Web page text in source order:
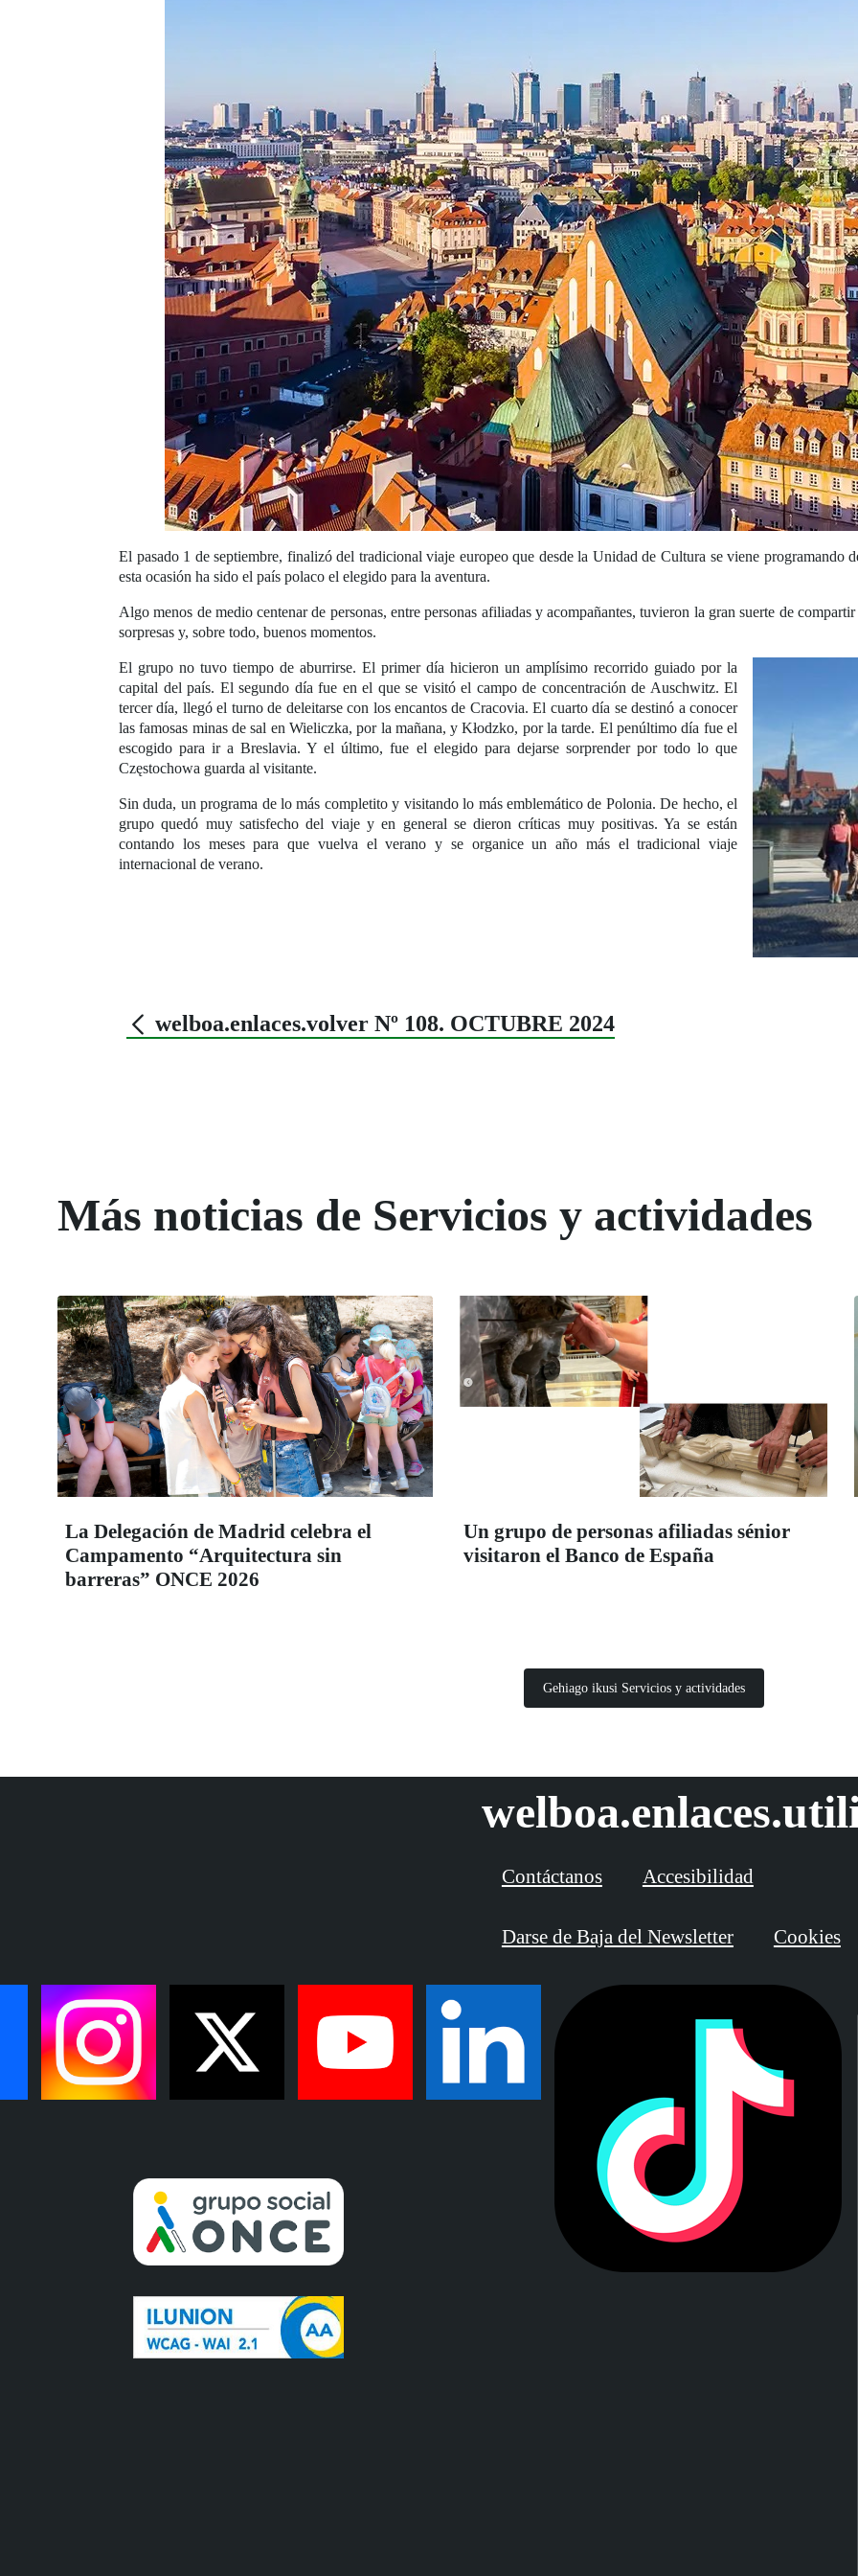
El pasado 1 de septiembre, finalizó del tradicional viaje europeo que desde la Unidad de Cultura se viene programando
esta ocasión ha sido el país polaco el elegido para la aventura.
Algo menos de medio centenar de personas, entre personas afiliadas y acompañantes, tuvieron la gran suerte de
sorpresas y, sobre todo, buenos momentos.
El grupo no tuvo tiempo de aburrirse. El primer día hicieron un amplísimo recorrido guiado por la
capital del país. El segundo día fue en el que se visitó el campo de concentración de Auschwitz. El
tercer día, llegó el turno de deleitarse con los encantos de Cracovia. El cuarto día se destinó a conocer
las famosas minas de sal en Wieliczka, por la mañana, y Kłodzko, por la tarde. El penúltimo día fue el
escogido para ir a Breslavia. Y el último, fue el elegido para dejarse sorprender por todo lo que
Częstochowa guarda al visitante.
Sin duda, un programa de lo más completito y visitando lo más emblemático de Polonia. De hecho, el
grupo quedó muy satisfecho del viaje y en general se dieron críticas muy positivas. Ya se están
contando los meses para que vuelva el verano y se organice un año más el tradicional viaje
internacional de verano.
welboa.enlaces.volver Nº 108. OCTUBRE 2024
Más noticias de Servicios y actividades
La Delegación de Madrid celebra el
Campamento “Arquitectura sin
barreras” ONCE 2026
Un grupo de personas afiliadas sénior
visitaron el Banco de España
Gehiago ikusi Servicios y actividades
Contáctanos Accesibilidad
Darse de Baja del Newsletter Cookies